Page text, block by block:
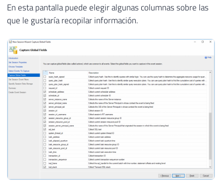
En esta pantalla puede elegir algunas columnas sobre las
que le gustaría recopilar información.